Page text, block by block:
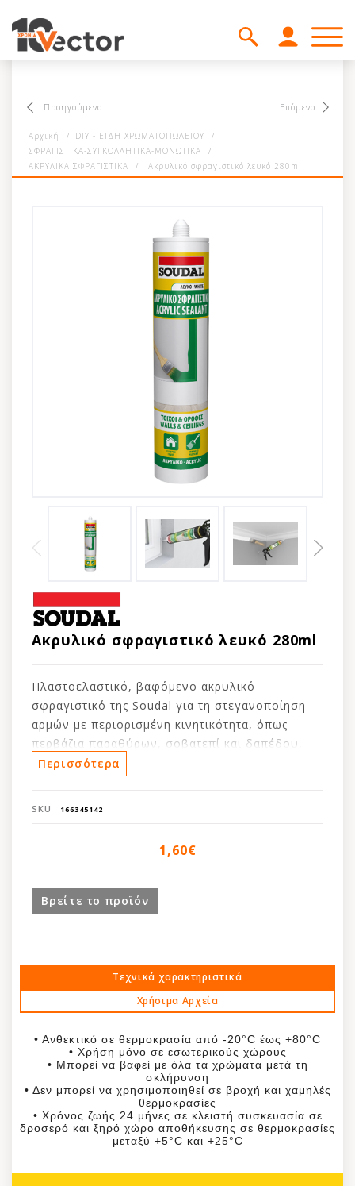
Προηγούμενο Επόμενο
Αρχική / DIY - ΕΙΔΗ ΧΡΩΜΑΤΟΠΩΛΕΙΟΥ
/
ΣΦΡΑΓΙΣΤΙΚΑ-ΣΥΓΚΟΛΛΗΤΙΚΑ-ΜΟΝΩΤΙΚΑ
/
ΑΚΡΥΛΙΚΑ ΣΦΡΑΓΙΣΤΙΚΑ
/ Ακρυλικό σφραγιστικό λευκό 280ml
Ακρυλικό σφραγιστικό λευκό 280ml
Πλαστοελαστικό, βαφόμενο ακρυλικό
σφραγιστικό της Soudal για τη στεγανοποίηση
αρμών με περιορισμένη κινητικότητα, όπως
περβάζια παραθύρων, σοβατεπί και δαπέδου,
τοιχοποιία, μεταξύ γυψοσανίδων, μεταξύ τοίχου
πέτρα και μπορεί να χρησιμοποιηθεί σε
Περισσότερα
SKU 166345142
1,60€
Βρείτε το προϊόν
Τεχνικά χαρακτηριστικά
Χρήσιμα Αρχεία
• Ανθεκτικό σε θερμοκρασία από -20°C έως +80°C
• Χρήση μόνο σε εσωτερικούς χώρους
• Μπορεί να βαφεί με όλα τα χρώματα μετά τη
σκλήρυνση
• Δεν μπορεί να χρησιμοποιηθεί σε βροχή και χαμηλές
θερμοκρασίες
• Χρόνος ζωής 24 μήνες σε κλειστή συσκευασία σε
δροσερό και ξηρό χώρο αποθήκευσης σε θερμοκρασίες
μεταξύ +5°C και +25°C